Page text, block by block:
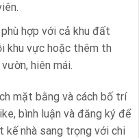
phù hợp với cả khu đất
khu vực hoặc thêm th
hiên mái.
mặt bằng và cách bố trí
bình luận và đăng ký để
kế nhà sang trọng với chi